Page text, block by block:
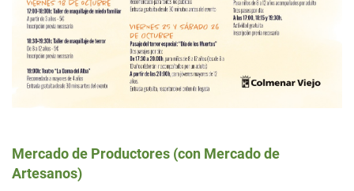
Mercado de Productores (con Mercado de
Artesanos)